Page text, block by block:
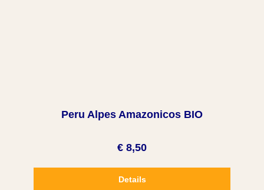
Peru Alpes Amazonicos BIO
€ 8,50
Details